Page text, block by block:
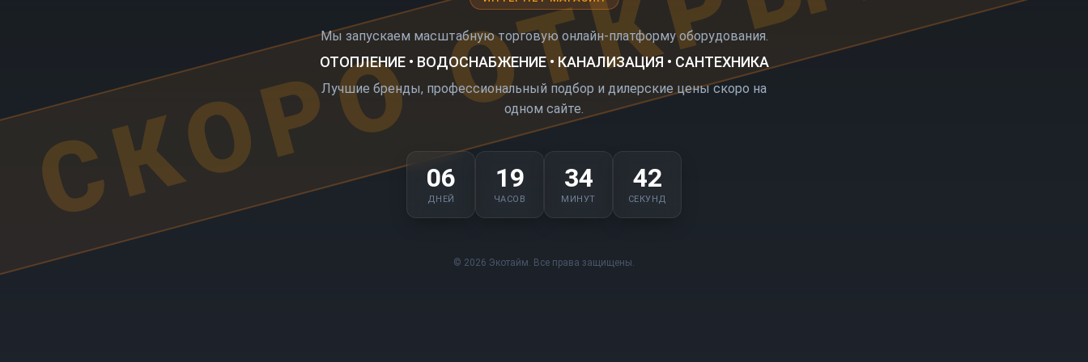
Мы запускаем масштабную торговую онлайн-платформу оборудования.
ОТОПЛЕНИЕ • ВОДОСНАБЖЕНИЕ • КАНАЛИЗАЦИЯ • САНТЕХНИКА
Лучшие бренды, профессиональный подбор и дилерские цены скоро на
одном сайте.
06
ДНЕЙ
19
ЧАСОВ
34
МИНУТ
42
СЕКУНД
© 2026 Экотайм. Все права защищены.